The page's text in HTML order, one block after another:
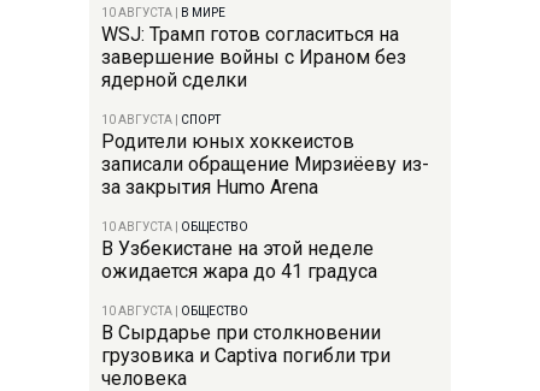
10 АВГУСТА В МИРЕ
WSJ: Трамп готов согласиться на
завершение войны с Ираном без
ядерной сделки
10 АВГУСТА СПОРТ
Родители юных хоккеистов
записали обращение Мирзиёеву из-
за закрытия Humo Arena
10 АВГУСТА ОБЩЕСТВО
В Узбекистане на этой неделе
ожидается жара до 41 градуса
10 АВГУСТА ОБЩЕСТВО
В Сырдарье при столкновении
грузовика и Captiva погибли три
человека